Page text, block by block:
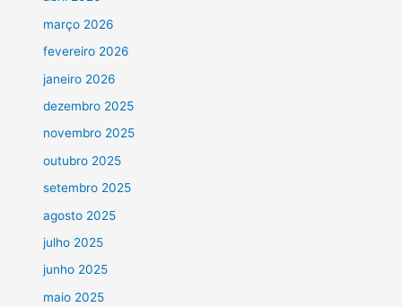
março 2026
fevereiro 2026
janeiro 2026
dezembro 2025
novembro 2025
outubro 2025
setembro 2025
agosto 2025
julho 2025
junho 2025
maio 2025